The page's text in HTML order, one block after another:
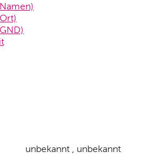
unbekannt , unbekannt